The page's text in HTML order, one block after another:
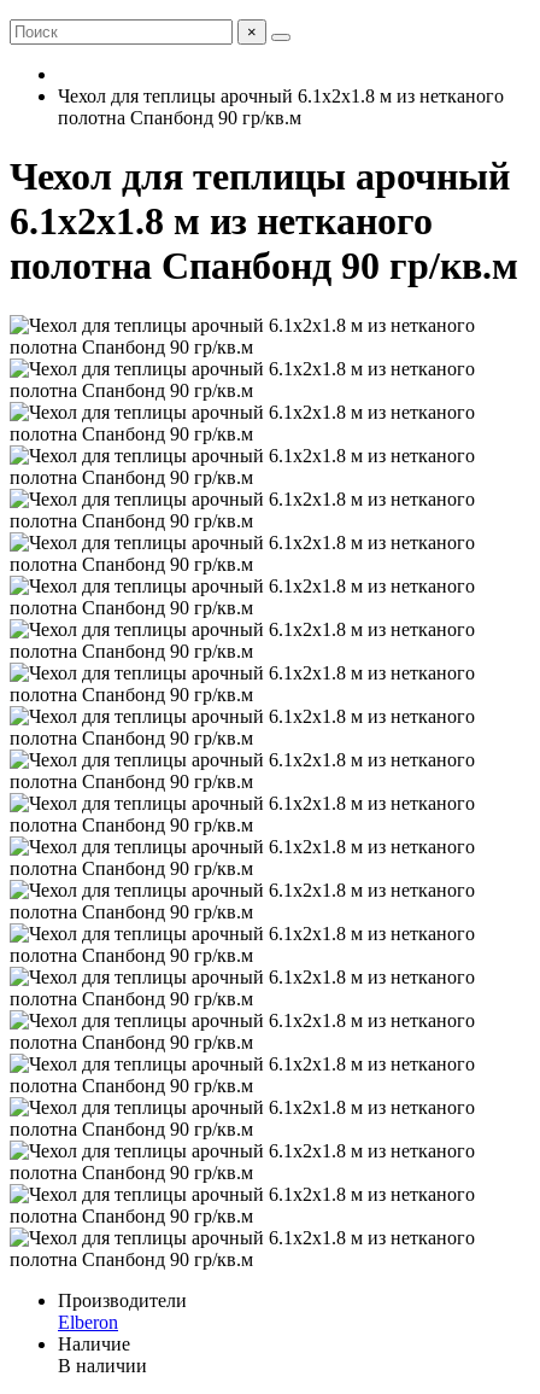
×
Чехол для теплицы арочный 6.1х2х1.8 м из нетканого
полотна Спанбонд 90 гр/кв.м
Чехол для теплицы арочный
6.1х2х1.8 м из нетканого
полотна Спанбонд 90 гр/кв.м
Производители
Elberon
Наличие
В наличии